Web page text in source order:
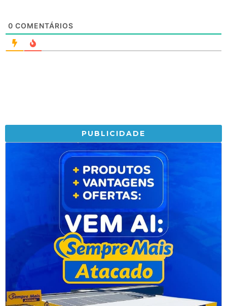
0 COMENTÁRIOS
PUBLICIDADE